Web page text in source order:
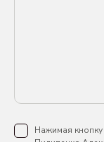
Нажимая кнопку